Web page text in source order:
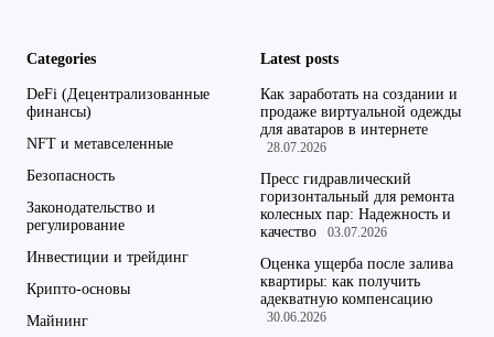
Categories
DeFi (Децентрализованные
финансы)
NFT и метавселенные
Безопасность
Законодательство и
регулирование
Инвестиции и трейдинг
Крипто-основы
Майнинг
Latest posts
Как заработать на создании и
продаже виртуальной одежды
для аватаров в интернете
28.07.2026
Пресс гидравлический
горизонтальный для ремонта
колесных пар: Надежность и
качество
03.07.2026
Оценка ущерба после залива
квартиры: как получить
адекватную компенсацию
30.06.2026